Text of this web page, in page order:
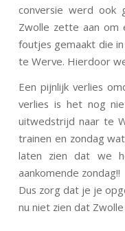
conversie werd ook
Zwolle zette aan
foutjes gemaakt die
te Werve. Hierdoor
Een pijnlijk verlies
verlies is het nog
uitwedstrijd naar te
trainen en zondag
laten zien dat we
aankomende zondag!!
Dus zorg dat je je
nu niet zien dat